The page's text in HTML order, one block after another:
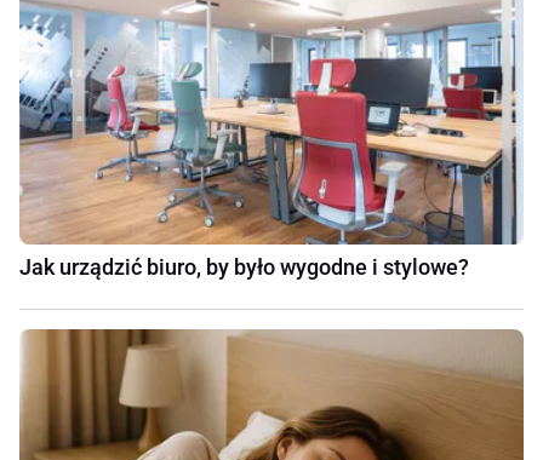
Jak urządzić biuro, by było wygodne i stylowe?